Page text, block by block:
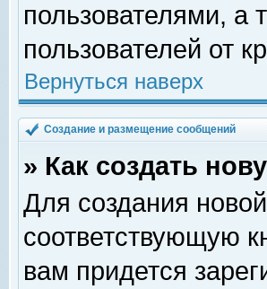
пользователями, а
пользователей от
Вернуться наверх
Создание и размещение сообщений
» Как создать
Для создания
соответствующую
вам придется